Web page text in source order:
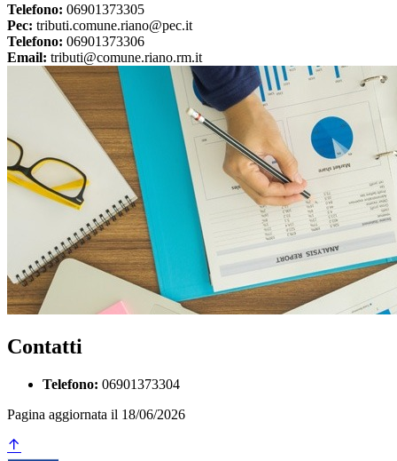
Telefono: 06901373305
Pec: tributi.comune.riano@pec.it
Telefono: 06901373306
Email: tributi@comune.riano.rm.it
Contatti
Telefono: 06901373304
Pagina aggiornata il 18/06/2026